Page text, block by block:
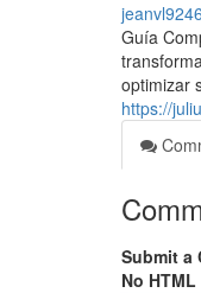
jeanvl9246
Guía
optimizar
https://
Submit a
No HTML